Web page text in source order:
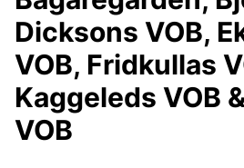
Dicksons VOB,
VOB, Fridkullas
Kaggeleds VOB
VOB